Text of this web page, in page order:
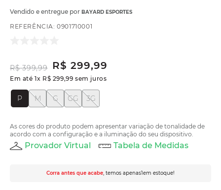
Vendido e entregue por BAYARD ESPORTES
REFERÊNCIA:0901710001
R$ 399,99 R$ 299,99
Em até1x R$ 299,99 sem juros
3G
G GG
M
P
As cores do produto podem apresentar variação de tonalidade de
acordo com a configuração e a iluminação do seu dispositivo.
Provador Virtual Tabela de Medidas
Corra antes que acabe , temos apenas1em estoque!